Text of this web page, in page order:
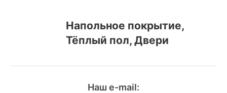
Напольное покрытие,
Тёплый пол, Двери
Наш e-mail: